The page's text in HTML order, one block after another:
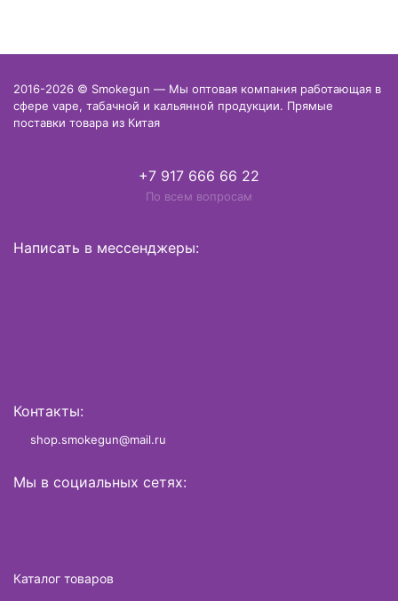
2016-2026 © Smokegun — Мы оптовая компания работающая в
сфере vape, табачной и кальянной продукции. Прямые
поставки товара из Китая
+7 917 666 66 22
По всем вопросам
Написать в мессенджеры:
Контакты:
shop.smokegun@mail.ru
Мы в социальных сетях:
Каталог товаров